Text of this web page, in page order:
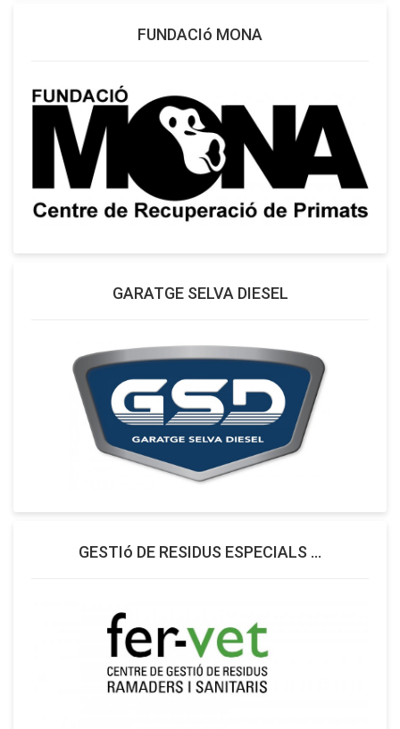
FUNDACIó MONA
GARATGE SELVA DIESEL
GESTIó DE RESIDUS ESPECIALS ...